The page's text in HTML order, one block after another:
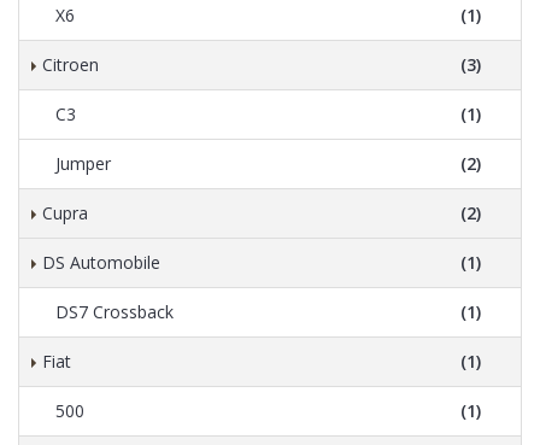
X6 (1)
Citroen (3)
C3 (1)
Jumper (2)
Cupra (2)
DS Automobile (1)
DS7 Crossback (1)
Fiat (1)
500 (1)